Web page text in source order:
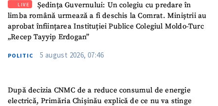
LIVE
Ședința Guvernului: Un colegiu cu predare în
limba română urmează a fi deschis la Comrat. Miniștrii au
aprobat înființarea Instituției Publice Colegiul Moldo-Turc
„Recep Tayyip Erdogan”
POLITIC 5 august 2026, 07:46
După decizia CNMC de a reduce consumul de energie
electrică, Primăria Chișinău explică de ce nu va stinge